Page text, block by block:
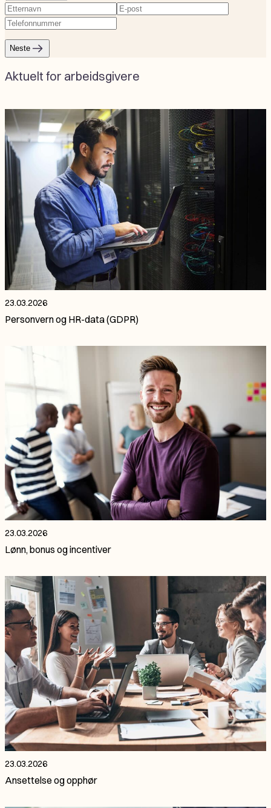
Etternavn(Påkrevd)
E-
post
Telefonnummer(Påkrevd)
Neste
Aktuelt for arbeidsgivere
23.03.2026
Personvern og HR-data (GDPR)
23.03.2026
Lønn, bonus og incentiver
23.03.2026
Ansettelse og opphør